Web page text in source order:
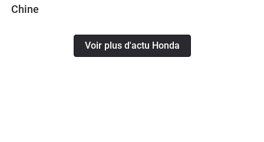
Chine
Voir plus d'actu Honda